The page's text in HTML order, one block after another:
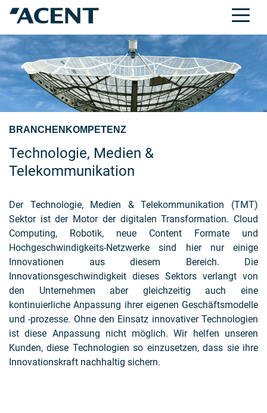
BRANCHENKOMPETENZ
Technologie, Medien &
Telekommunikation
Der Technologie, Medien & Telekommunikation (TMT)
Sektor ist der Motor der digitalen Transformation. Cloud
Computing, Robotik, neue Content Formate und
Hochgeschwindigkeits-Netzwerke sind hier nur einige
Innovationen aus diesem Bereich. Die
Innovationsgeschwindigkeit dieses Sektors verlangt von
den Unternehmen aber gleichzeitig auch eine
kontinuierliche Anpassung ihrer eigenen Geschäftsmodelle
und -prozesse. Ohne den Einsatz innovativer Technologien
ist diese Anpassung nicht möglich. Wir helfen unseren
Kunden, diese Technologien so einzusetzen, dass sie ihre
Innovationskraft nachhaltig sichern.